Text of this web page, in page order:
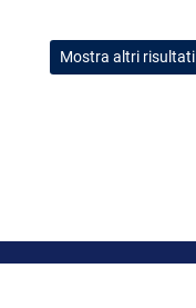
Mostra altri risultati